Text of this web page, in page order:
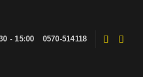
- 15:00 0570-514118